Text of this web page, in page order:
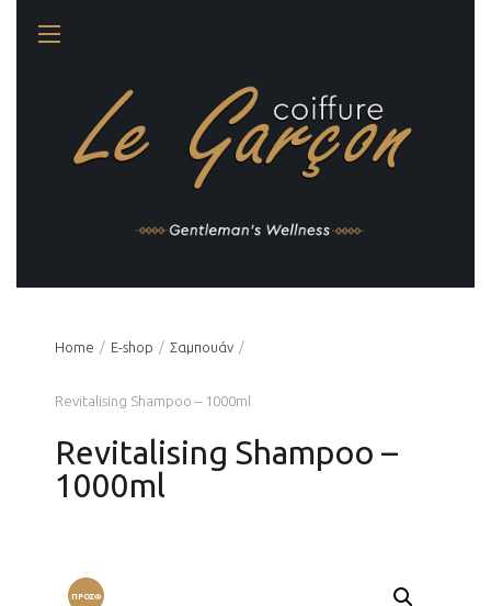
Home Ε-shop Σαμπουάν
Revitalising Shampoo – 1000ml
Revitalising Shampoo –
1000ml
ΠΡΟΣΦ